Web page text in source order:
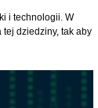
i technologii. W
dziedziny, tak aby